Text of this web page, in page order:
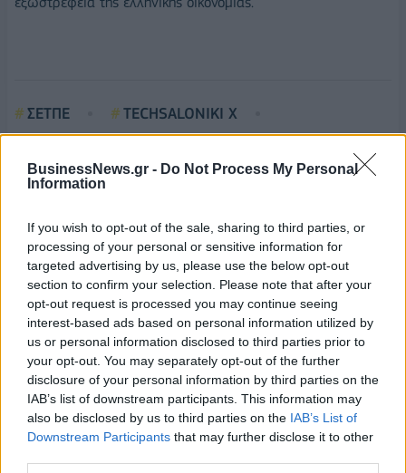
BusinessNews.gr - Do Not Process My Personal
Information
If you wish to opt-out of the sale, sharing to third parties, or
processing of your personal or sensitive information for
targeted advertising by us, please use the below opt-out
section to confirm your selection. Please note that after your
opt-out request is processed you may continue seeing
interest-based ads based on personal information utilized by
us or personal information disclosed to third parties prior to
your opt-out. You may separately opt-out of the further
disclosure of your personal information by third parties on the
IAB’s list of downstream participants. This information may
also be disclosed by us to third parties on the IAB’s List of
Downstream Participants that may further disclose it to other
ΣΕΤΠΕ
TECHSALONIKI X